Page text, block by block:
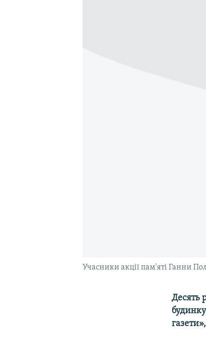
Учасники акції пам'яті Ганни
Десять